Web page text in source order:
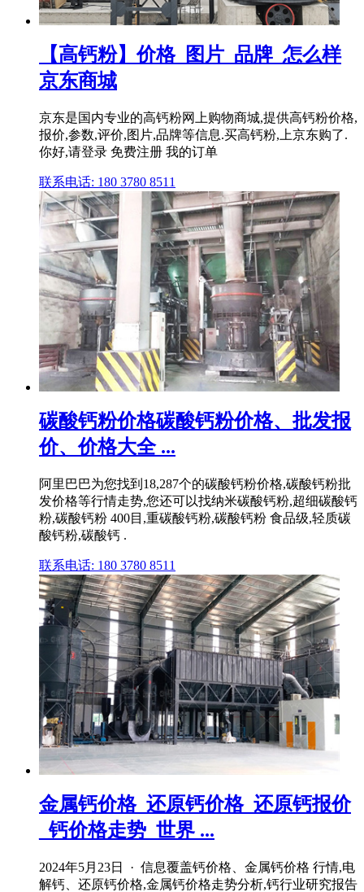
【高钙粉】价格_图片_品牌_怎么样
京东商城
京东是国内专业的高钙粉网上购物商城,提供高钙粉价格,
报价,参数,评价,图片,品牌等信息.买高钙粉,上京东购了.
你好,请登录 免费注册 我的订单
联系电话: 180 3780 8511
碳酸钙粉价格碳酸钙粉价格、批发报
价、价格大全 ...
阿里巴巴为您找到18,287个的碳酸钙粉价格,碳酸钙粉批
发价格等行情走势,您还可以找纳米碳酸钙粉,超细碳酸钙
粉,碳酸钙粉 400目,重碳酸钙粉,碳酸钙粉 食品级,轻质碳
酸钙粉,碳酸钙 .
联系电话: 180 3780 8511
金属钙价格_还原钙价格_还原钙报价
_钙价格走势_世界 ...
2024年5月23日 · 信息覆盖钙价格、金属钙价格 行情,电
解钙、还原钙价格,金属钙价格走势分析,钙行业研究报告